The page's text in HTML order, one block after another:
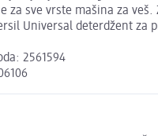
za sve vrste mašina za veš.
Universal deterdžent za
2561594